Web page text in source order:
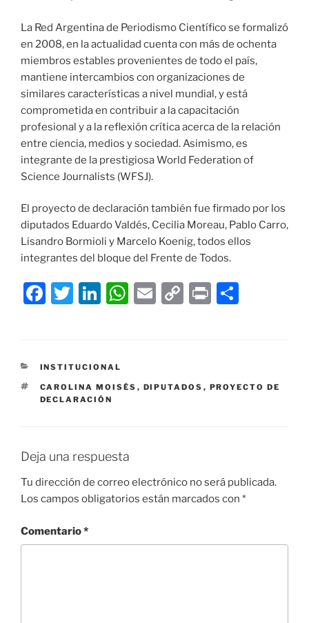
La Red Argentina de Periodismo Científico se formalizó
en 2008, en la actualidad cuenta con más de ochenta
miembros estables provenientes de todo el país,
mantiene intercambios con organizaciones de
similares características a nivel mundial, y está
comprometida en contribuir a la capacitación
profesional y a la reflexión crítica acerca de la relación
entre ciencia, medios y sociedad. Asimismo, es
integrante de la prestigiosa World Federation of
Science Journalists (WFSJ).
El proyecto de declaración también fue firmado por los
diputados Eduardo Valdés, Cecilia Moreau, Pablo Carro,
Lisandro Bormioli y Marcelo Koenig, todos ellos
integrantes del bloque del Frente de Todos.
F
e
b
o
k
T
er
Li
e
dI
n
W
A
E
C
Li
P
ar
CATEGORÍAS
INSTITUCIONAL
ETIQUETAS
CAROLINA MOISÉS , DIPUTADOS , PROYECTO DE
DECLARACIÓN
Deja una respuesta
Tu dirección de correo electrónico no será publicada.
Los campos obligatorios están marcados con *
Comentario*